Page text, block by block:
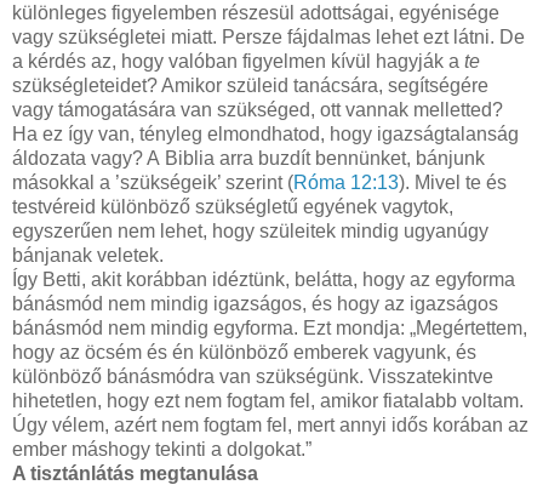
különleges figyelemben részesül adottságai, egyénisége
vagy szükségletei miatt. Persze fájdalmas lehet ezt látni. De
a kérdés az, hogy valóban figyelmen kívül hagyják a te
szükségleteidet? Amikor szüleid tanácsára, segítségére
vagy támogatására van szükséged, ott vannak melletted?
Ha ez így van, tényleg elmondhatod, hogy igazságtalanság
áldozata vagy? A Biblia arra buzdít bennünket, bánjunk
másokkal a ’szükségeik’ szerint (Róma 12:13). Mivel te és
testvéreid különböző szükségletű egyének vagytok,
egyszerűen nem lehet, hogy szüleitek mindig ugyanúgy
bánjanak veletek.
Így Betti, akit korábban idéztünk, belátta, hogy az egyforma
bánásmód nem mindig igazságos, és hogy az igazságos
bánásmód nem mindig egyforma. Ezt mondja: „Megértettem,
hogy az öcsém és én különböző emberek vagyunk, és
különböző bánásmódra van szükségünk. Visszatekintve
hihetetlen, hogy ezt nem fogtam fel, amikor fiatalabb voltam.
Úgy vélem, azért nem fogtam fel, mert annyi idős korában az
ember máshogy tekinti a dolgokat.”
A tisztánlátás megtanulása